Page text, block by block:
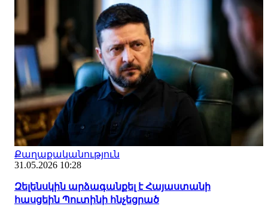
Քաղաքականություն
31.05.2026 10:28
Զելենսկին արձագանքել է Հայաստանի
հասցեին Պուտինի հնչեցրած